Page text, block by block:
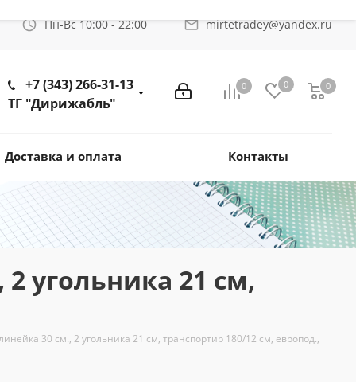
Пн-Вс 10:00 - 22:00 mirtetradey@yandex.ru
0 0 0
+7 (343) 266-31-13
ТГ "Дирижабль"
Доставка и оплата Контакты
угольника 21 см,
30 см., 2 угольника 21 см, транспортир 180/12 см, европод.,